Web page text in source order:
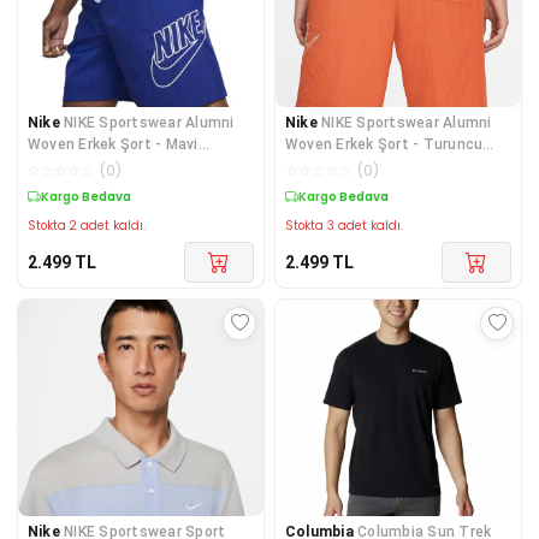
Nike NIKE Sportswear Alumni
Woven Erkek Şort - Mavi
DB3810-455
(0)
Kargo Bedava
Stokta 2 adet kaldı.
2.499 TL
Nike NIKE Sportswear Alumni
Woven Erkek Şort - Turuncu
DB3810-812
(0)
Kargo Bedava
Stokta 3 adet kaldı.
2.499 TL
Nike NIKE Sportswear Sport Columbia Columbia Sun Trek